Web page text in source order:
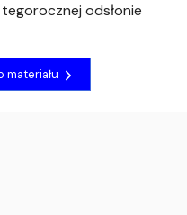
odsłonie
materiału